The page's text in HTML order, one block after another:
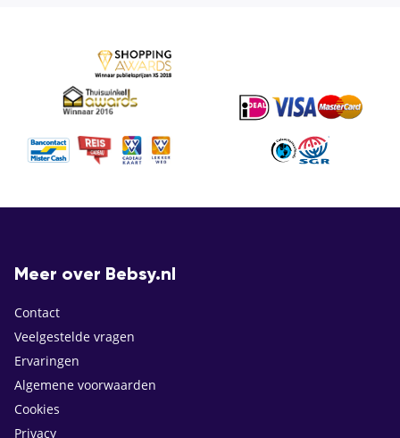
Meer over Bebsy.nl
Contact
Veelgestelde vragen
Ervaringen
Algemene voorwaarden
Cookies
Privacy